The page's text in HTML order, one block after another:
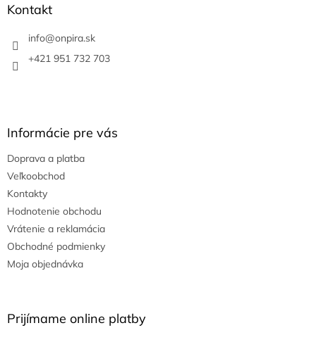
Kontakt
info@onpira.sk
+421 951 732 703
Informácie pre vás
Doprava a platba
Veľkoobchod
Kontakty
Hodnotenie obchodu
Vrátenie a reklamácia
Obchodné podmienky
Moja objednávka
Prijímame online platby